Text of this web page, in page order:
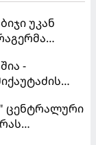
უკან
-
ცენტრალური